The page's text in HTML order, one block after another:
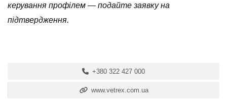
керування профілем — подайте заявку на
підтвердження.
+380 322 427 000
www.vetrex.com.ua